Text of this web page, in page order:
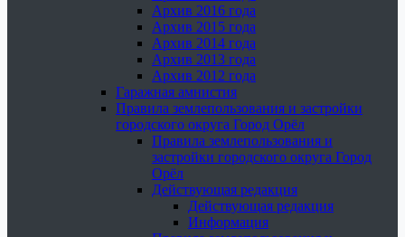
Архив 2016 года
Архив 2015 года
Архив 2014 года
Архив 2013 года
Архив 2012 года
Гаражная амнистия
Правила землепользования и застройки
городского округа Город Орёл
Правила землепользования и
застройки городского округа Город
Орёл
Действующая редакция
Действующая редакция
Информация